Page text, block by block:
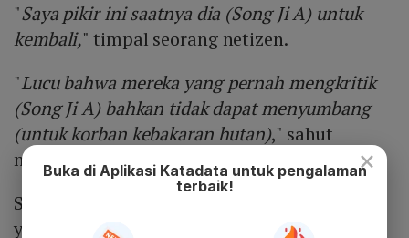
"Saya pikir ini saatnya dia (Song Ji A) untuk
kembali," timpal seorang netizen.
"Lucu bahwa mereka yang pernah mengkritik
(Song Ji A) bahkan tidak dapat menyumbang
(untuk korban kebakaran hutan)," sahut
netizen lain.
Sementara itu, kini cukup banyak artis Korea
yang telah menyumbangkan uang untuk
×
Buka di Aplikasi Katadata untuk pengalaman
terbaik!